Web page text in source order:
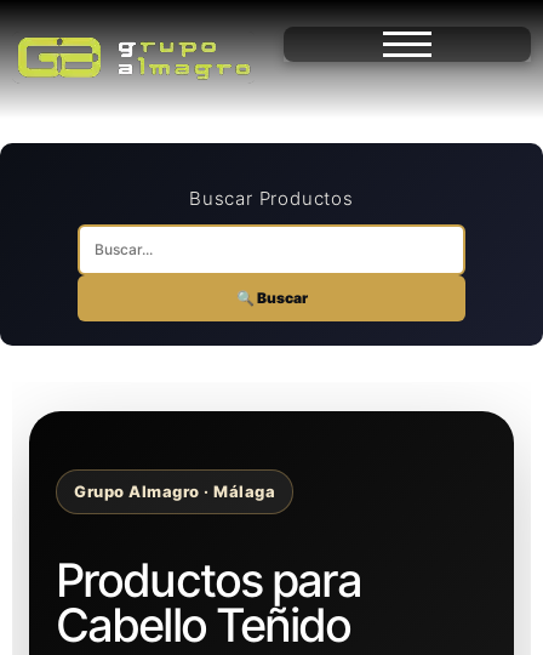
Buscar Productos
🔍 Buscar
Grupo Almagro · Málaga
Productos para
Cabello Teñido